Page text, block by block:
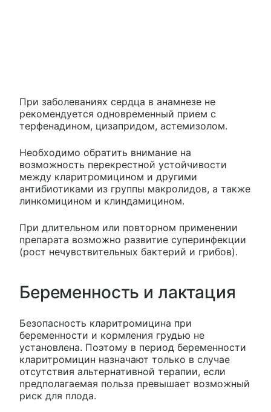
При заболеваниях сердца в анамнезе не
рекомендуется одновременный прием с
терфенадином, цизапридом, астемизолом.
Необходимо обратить внимание на
возможность перекрестной устойчивости
между кларитромицином и другими
антибиотиками из группы макролидов, а также
линкомицином и клиндамицином.
При длительном или повторном применении
препарата возможно развитие суперинфекции
(рост нечувствительных бактерий и грибов).
Беременность и лактация
Безопасность кларитромицина при
беременности и кормления грудью не
установлена. Поэтому в период беременности
кларитромицин назначают только в случае
отсутствия альтернативной терапии, если
предполагаемая польза превышает возможный
риск для плода.